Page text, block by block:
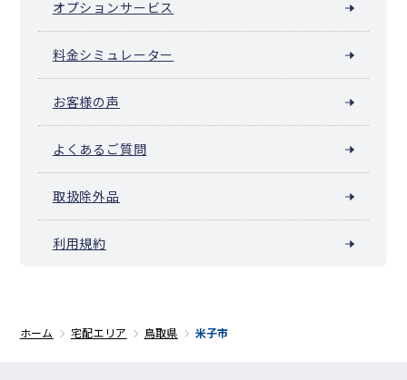
オプションサービス
料金シミュレーター
お客様の声
よくあるご質問
取扱除外品
利用規約
ホーム 宅配エリア 鳥取県 米子市